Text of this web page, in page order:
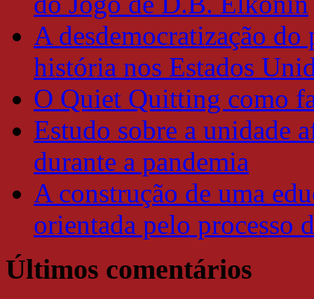
A desdemocratização do
história nos Estados
O Quiet Quitting como
Estudo sobre a unidade
durante a pandemia
A construção de uma
orientada pelo processo
Últimos comentários